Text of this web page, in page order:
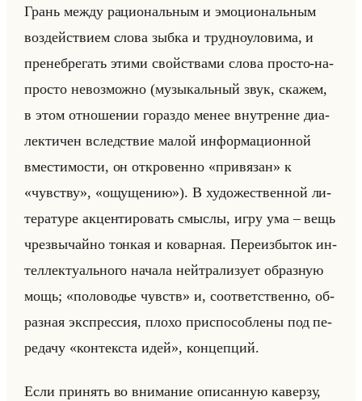
Грань между ра­ци­ональным и эмо­ци­ональным
воз­действи­ем слова зыбка и труд­но­уло­ви­ма, и
пре­не­бре­гать этими свойства­ми слова про­сто-на­
про­сто невоз­мож­но (му­зы­кальный звук, ска­жем,
в этом от­но­ше­нии го­раз­до менее внут­ренне диа­
лек­ти­чен вслед­ствие малой ин­фор­ма­ци­он­ной
вме­сти­мо­сти, он от­кро­вен­но «привязан» к
«чувству», «ощущению»). В ху­до­же­ствен­ной ли­
те­ра­ту­ре ак­цен­ти­ро­вать смыс­лы, игру ума – вещь
чрез­вы­чайно тон­кая и ко­вар­ная. Пе­ре­из­бы­ток ин­
тел­лек­ту­ально­го на­ча­ла нейтра­ли­зу­ет об­раз­ную
мощь; «половодье чувств» и, со­от­вет­ствен­но, об­
раз­ная экс­прес­сия, плохо при­спо­соб­ле­ны под пе­
ре­да­чу «контекста идей», кон­цеп­ций.
Если при­нять во вни­ма­ние опи­сан­ную ка­вер­зу,